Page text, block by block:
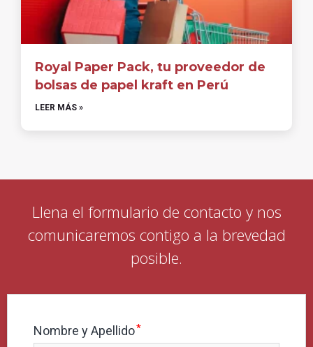
Royal Paper Pack, tu proveedor de
bolsas de papel kraft en Perú
LEER MÁS »
Llena el formulario de contacto y nos
comunicaremos contigo a la brevedad
posible.